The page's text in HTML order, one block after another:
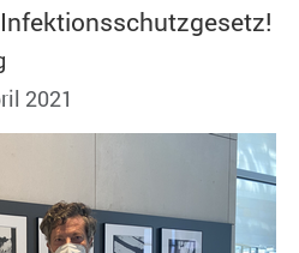
2021